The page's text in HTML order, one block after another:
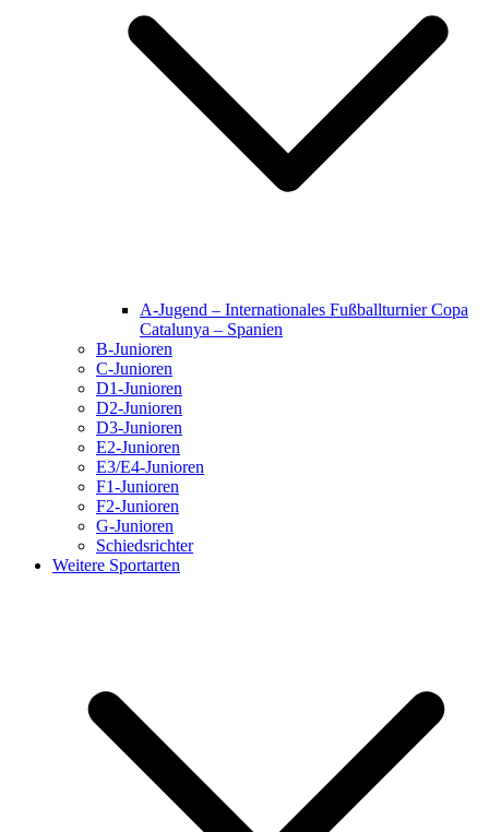
A-Jugend – Internationales Fußballturnier Copa
Catalunya – Spanien
B-Junioren
C-Junioren
D1-Junioren
D2-Junioren
D3-Junioren
E2-Junioren
E3/E4-Junioren
F1-Junioren
F2-Junioren
G-Junioren
Schiedsrichter
Weitere Sportarten